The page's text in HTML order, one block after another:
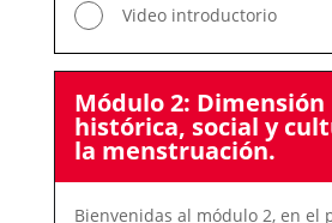
Video introductorio
Módulo 2: Dimensión
histórica, social y
la menstruación.
Bienvenidas al módulo 2, en el